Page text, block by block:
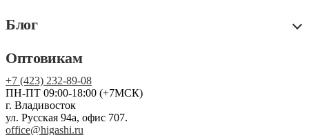
Блог
Оптовикам
+7 (423) 232-89-08
ПН-ПТ 09:00-18:00 (+7МСК)
г. Владивосток
ул. Русская 94а, офис 707.
office@higashi.ru